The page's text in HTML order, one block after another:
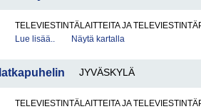
TELEVIESTINTÄLAITTEITA JA
Lue lisää..
Näytä kartalla
JYVÄSKYLÄ
TELEVIESTINTÄLAITTEITA JA